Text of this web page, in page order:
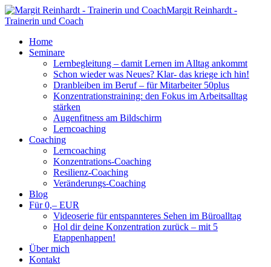
Margit Reinhardt -
Trainerin und Coach
Home
Seminare
Lernbegleitung – damit Lernen im Alltag ankommt
Schon wieder was Neues? Klar- das kriege ich hin!
Dranbleiben im Beruf – für Mitarbeiter 50plus
Konzentrationstraining: den Fokus im Arbeitsalltag
stärken
Augenfitness am Bildschirm
Lerncoaching
Coaching
Lerncoaching
Konzentrations-Coaching
Resilienz-Coaching
Veränderungs-Coaching
Blog
Für 0,– EUR
Videoserie für entspannteres Sehen im Büroalltag
Hol dir deine Konzentration zurück – mit 5
Etappenhappen!
Über mich
Kontakt